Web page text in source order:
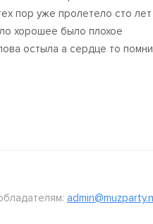
пор уже пролетело сто лет
хорошее было плохое
остыла а сердце то